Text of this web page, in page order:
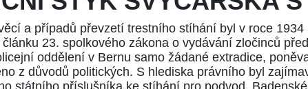
a případů převzetí trestního stíhání byl v roce
článku 23. spolkového zákona o vydávání zločinců
oddělení v Bernu samo žádané extradice,
z důvodů politických. S hlediska právního byl
státního příslušníka ke stíhání pro podvod.